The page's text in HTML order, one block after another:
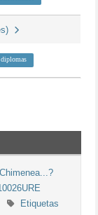
diplomas
Etiquetas